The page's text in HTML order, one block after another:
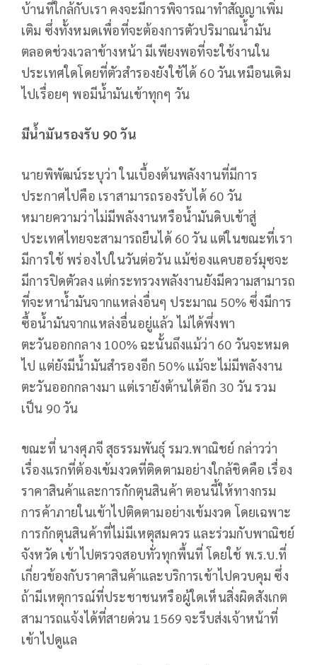
บ้านที่ใกล้กับเรา คงจะมีการพิจารณาทำสัญญาเพิ่ม
เติม ซึ่งทั้งหมดเพื่อที่จะต้องการตัวปริมาณน้ำมัน
ตลอดช่วงเวลาข้างหน้า มีเพียงพอที่จะใช้งานใน
ประเทศใดโดยที่ตัวสำรองยังใช้ได้ 60 วันเหมือนเดิม
ไปเรื่อยๆ พอมีน้ำมันเข้าทุกๆ วัน
มีน้ำมันรองรับ 90 วัน
นายพิพัฒน์ระบุว่า ในเบื้องต้นพลังงานที่มีการ
ประกาศไปคือ เราสามารถรองรับได้ 60 วัน
หมายความว่าไม่มีพลังงานหรือน้ำมันดิบเข้าสู่
ประเทศไทยจะสามารถยืนได้ 60 วัน แต่ในขณะที่เรา
มีการใช้ พร่องไปในวันต่อวัน แม้ช่องแคบฮอร์มุซจะ
มีการปิดตัวลง แต่กระทรวงพลังงานยังมีความสามารถ
ที่จะหาน้ำมันจากแหล่งอื่นๆ ประมาณ 50% ซึ่งมีการ
ซื้อน้ำมันจากแหล่งอื่นอยู่แล้ว ไม่ได้พึ่งพา
ตะวันออกกลาง 100% ฉะนั้นถึงแม้ว่า 60 วันจะหมด
ไป แต่ยังมีน้ำมันสำรองอีก 50% แม้จะไม่มีพลังงาน
ตะวันออกกลางมา แต่เรายังต้านได้อีก 30 วัน รวม
เป็น 90 วัน
ขณะที่ นางศุภจี สุธรรมพันธุ์ รมว.พาณิชย์ กล่าวว่า
เรื่องแรกที่ต้องเข้มงวดที่ติดตามอย่างใกล้ชิดคือ เรื่อง
ราคาสินค้าและการกักตุนสินค้า ตอนนี้ให้ทางกรม
การค้าภายในเข้าไปติดตามอย่างเข้มงวด โดยเฉพาะ
การกักตุนสินค้าที่ไม่มีเหตุสมควร และร่วมกับพาณิชย์
จังหวัด เข้าไปตรวจสอบทั่วทุกพื้นที่ โดยใช้ พ.ร.บ.ที่
เกี่ยวข้องกับราคาสินค้าและบริการเข้าไปควบคุม ซึ่ง
ถ้ามีเหตุการณ์ที่ประชาชนหรือผู้ใดเห็นสิ่งผิดสังเกต
สามารถแจ้งได้ที่สายด่วน 1569 จะรีบส่งเจ้าหน้าที่
เข้าไปดูแล